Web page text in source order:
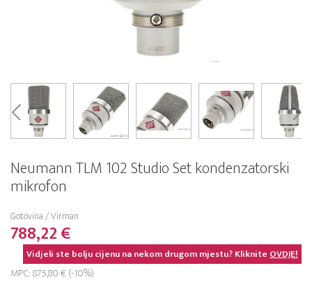
Neumann TLM 102 Studio Set kondenzatorski
mikrofon
Gotovina / Virman
788,22 €
Vidjeli ste bolju cijenu na nekom drugom mjestu? KlikniteOVDJE!
MPC: 875,80 € (-10%)